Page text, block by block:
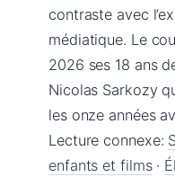
contraste avec
médiatique. Le
2026 ses 18 ans
Nicolas Sarkozy
les onze années
Lecture connexe:
enfants et films·